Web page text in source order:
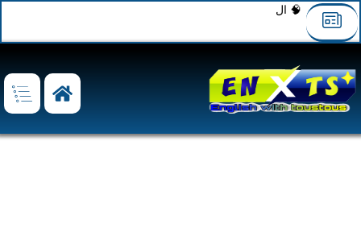
🧠 الوحدة العاشرة: هجرة